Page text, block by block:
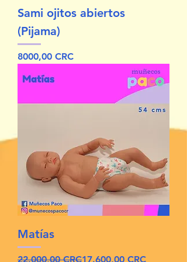
Sami ojitos abiertos
(Pijama)
Precio
8000,00 CRC
Matías
Precio
22.000,00 CRC
Precio de oferta17.600,00 CRC